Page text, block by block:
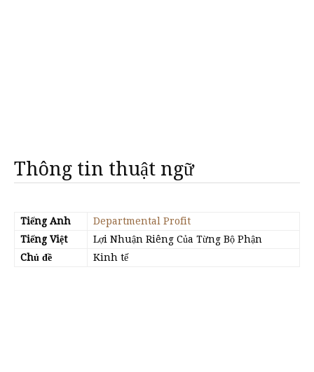
Thông tin thuật ngữ
Tiếng Anh
Departmental Profit
Tiếng Việt
Lợi Nhuận Riêng Của Từng Bộ Phận
Chủ đề
Kinh tế